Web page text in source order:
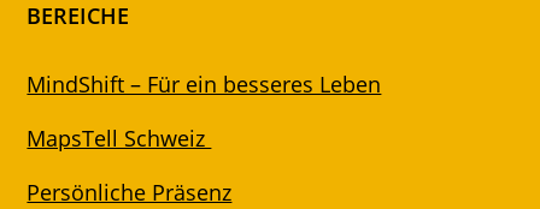
BEREICHE
MindShift – Für ein besseres Leben
MapsTell Schweiz
Persönliche Präsenz